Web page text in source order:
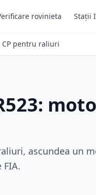
rovinieta Stații
CP pentru raliuri
ascundea un
FIA.